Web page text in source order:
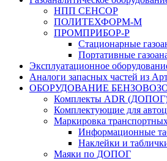
НПП СЕНСОР
ПОЛИТЕХФОРМ-М
ПРОМПРИБОР-Р
Стационарные
Портативные
Эксплуатационное
Аналоги запасных частей из
ОБОРУДОВАНИЕ
Комплекты ADR
Комплектующие для
Маркировка
Информационные
Наклейки и
Маяки по ДОПОГ